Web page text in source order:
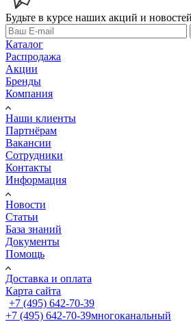
Будьте в курсе наших акций и новостей
Каталог
Распродажа
Акции
Бренды
Компания
Наши клиенты
Партнёрам
Вакансии
Сотрудники
Контакты
Информация
Новости
Статьи
База знаний
Документы
Помощь
Доставка и оплата
Карта сайта
+7 (495) 642-70-39
+7 (495) 642-70-39многоканальный